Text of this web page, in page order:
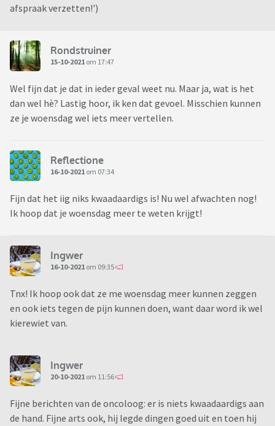
afspraak verzetten!')
Rondstruiner
15-10-2021 om 17:47
Wel fijn dat je dat in ieder geval weet nu. Maar ja, wat is het
dan wel hè? Lastig hoor, ik ken dat gevoel. Misschien kunnen
ze je woensdag wel iets meer vertellen.
Reflectione
16-10-2021 om 07:34
Fijn dat het iig niks kwaadaardigs is! Nu wel afwachten nog!
Ik hoop dat je woensdag meer te weten krijgt!
Ingwer
16-10-2021 om 09:35
Tnx! Ik hoop ook dat ze me woensdag meer kunnen zeggen
en ook iets tegen de pijn kunnen doen, want daar word ik wel
kierewiet van.
Ingwer
20-10-2021 om 11:56
Fijne berichten van de oncoloog: er is niets kwaadaardigs aan
de hand. Fijne arts ook, hij legde dingen goed uit en toen hij